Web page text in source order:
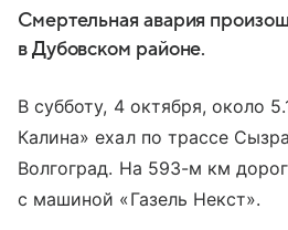
Смертельная авария
в Дубовском районе.
В субботу, 4 октября, около
Калина» ехал по трассе
Волгоград. На 593-м км
с машиной «Газель Некст».